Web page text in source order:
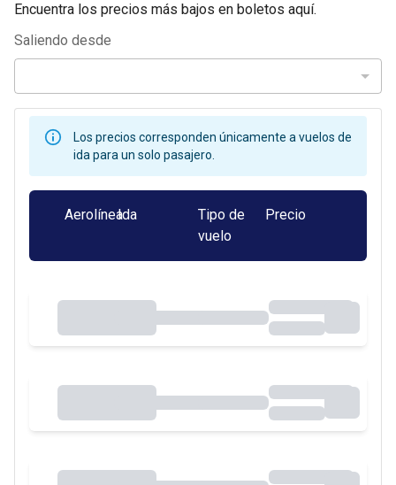
Encuentra los precios más bajos en boletos aquí.
Saliendo desde
Los precios corresponden únicamente a vuelos de
ida para un solo pasajero.
AerolíneaIda
Tipo de
vuelo
Precio